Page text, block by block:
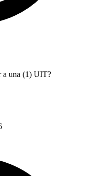
a una (1) UIT?